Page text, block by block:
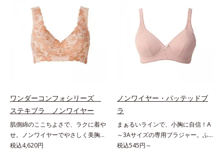
ワンダーコンフォシリーズ
ステキブラ ノンワイヤー
肌側綿のここちよさで、ラクに着や
せ。ノンワイヤーでやさしく美胸
に！。締めつけないで、着やせする
税込4,620円
ノンワイヤー・パッテッドブ
ラ
まぁるいラインで、小胸に自信！A
～3Aサイズの専用ブラジャー。ふ
んわりナチュラルなラインノンワイ
税込545円～